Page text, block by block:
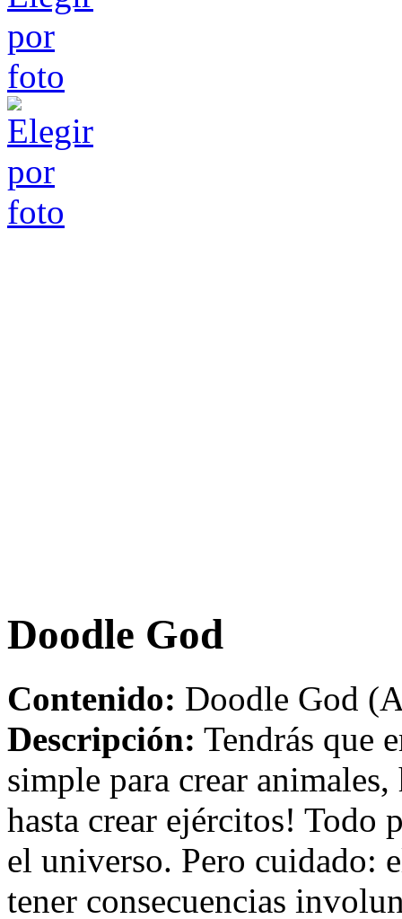
Doodle God
Contenido: Doodle God
Descripción: Tendrás que
simple para crear
hasta crear ejércitos! Todo
el universo. Pero cuidado:
tener consecuencias